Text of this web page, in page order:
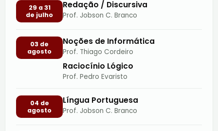
29 a 31
de julho
Redação / Discursiva
Prof. Jobson C. Branco
03 de
agosto
Noções de Informática
Prof. Thiago Cordeiro
Raciocínio Lógico
Prof. Pedro Evaristo
04 de
agosto
Língua Portuguesa
Prof. Jobson C. Branco